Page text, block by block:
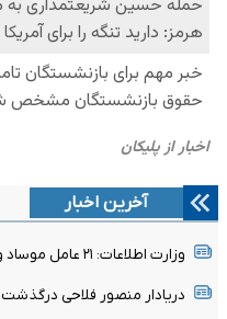
آخرین اخبار
وزارت اطلاعات: ۲۱ عامل موساد و ۴ عضو باندهای مسلح بازداشت شدند
دریادار منصور فلاحی درگذشت